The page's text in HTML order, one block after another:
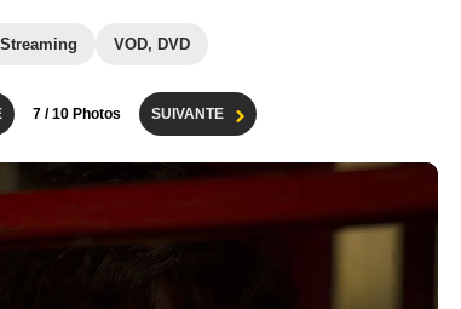
Streaming VOD, DVD
7 / 10 Photos SUIVANTE